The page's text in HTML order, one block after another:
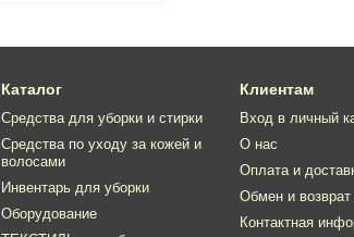
Каталог
Средства для уборки и стирки
Средства по уходу за кожей и
волосами
Инвентарь для уборки
Оборудование
Клиентам
Вход в личный
О нас
Оплата и
Обмен и возврат
Контактная